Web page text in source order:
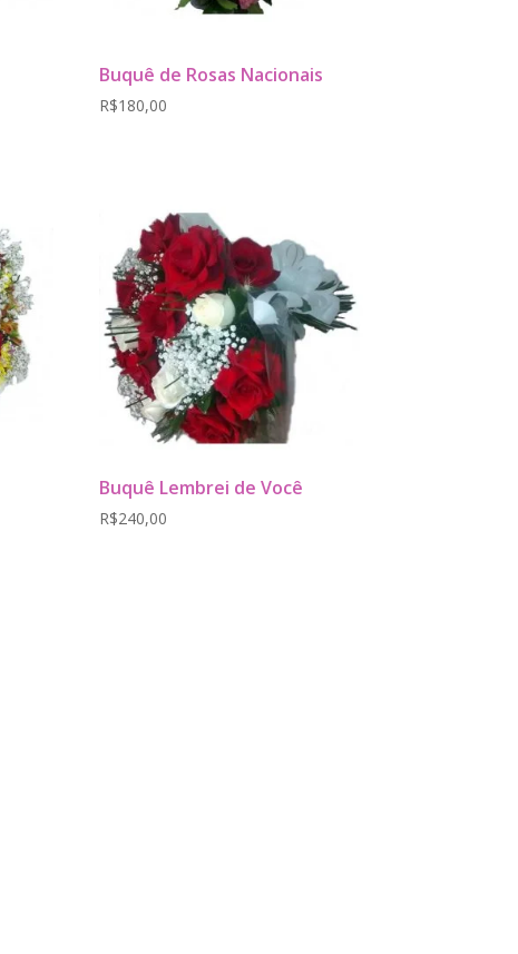
Buquê de Rosas Nacionais
R$180,00
Buquê Lembrei de Você
R$240,00